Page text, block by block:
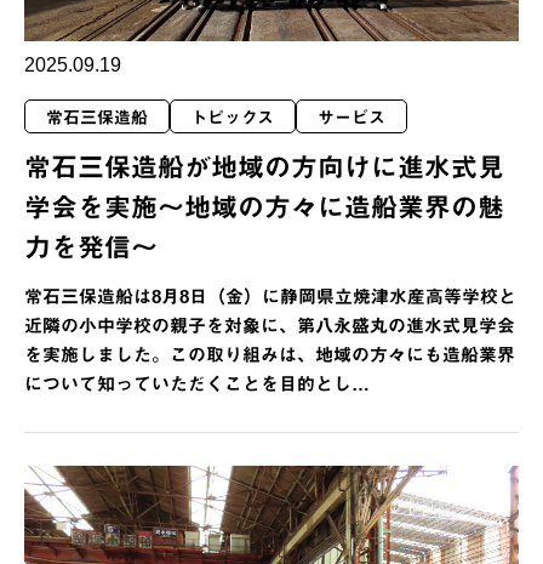
2025.09.19
常石三保造船 トピックス サービス
常石三保造船が地域の方向けに進水式見
学会を実施～地域の方々に造船業界の魅
力を発信～
常石三保造船は8月8日（金）に静岡県立焼津水産高等学校と
近隣の小中学校の親子を対象に、第八永盛丸の進水式見学会
を実施しました。この取り組みは、地域の方々にも造船業界
について知っていただくことを目的とし…